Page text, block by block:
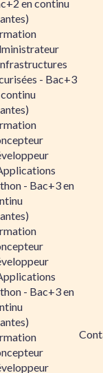
en continu
- Bac+3
- Bac+3 en
- Bac+3 en